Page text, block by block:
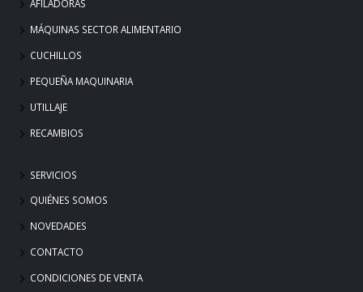
AFILADORAS
MÁQUINAS SECTOR ALIMENTARIO
CUCHILLOS
PEQUEÑA MAQUINARIA
UTILLAJE
RECAMBIOS
SERVICIOS
QUIÉNES SOMOS
NOVEDADES
CONTACTO
CONDICIONES DE VENTA